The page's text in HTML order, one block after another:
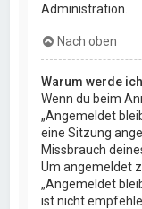
Administration.
Nach oben
Warum werde
Wenn du beim
„Angemeldet
eine Sitzung
Missbrauch
Um angemeldet
„Angemeldet
ist nicht